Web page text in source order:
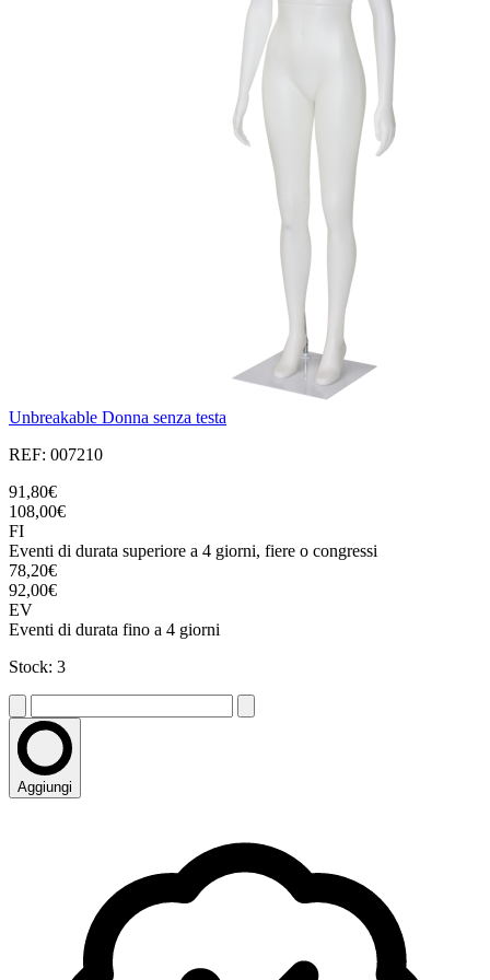
Unbreakable Donna senza testa
REF: 007210
91,80€
108,00€
FI
Eventi di durata superiore a 4 giorni, fiere o congressi
78,20€
92,00€
EV
Eventi di durata fino a 4 giorni
Stock: 3
Aggiungi